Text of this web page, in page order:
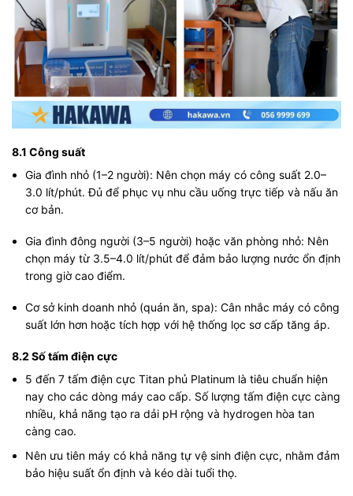
8.1 Công suất
Gia đình nhỏ (1–2 người): Nên chọn máy có công suất 2.0–
3.0 lít/phút. Đủ để phục vụ nhu cầu uống trực tiếp và nấu ăn
cơ bản.
Gia đình đông người (3–5 người) hoặc văn phòng nhỏ: Nên
chọn máy từ 3.5–4.0 lít/phút để đảm bảo lượng nước ổn định
trong giờ cao điểm.
Cơ sở kinh doanh nhỏ (quán ăn, spa): Cân nhắc máy có công
suất lớn hơn hoặc tích hợp với hệ thống lọc sơ cấp tăng áp.
8.2 Số tấm điện cực
5 đến 7 tấm điện cực Titan phủ Platinum là tiêu chuẩn hiện
nay cho các dòng máy cao cấp. Số lượng tấm điện cực càng
nhiều, khả năng tạo ra dải pH rộng và hydrogen hòa tan
càng cao.
Nên ưu tiên máy có khả năng tự vệ sinh điện cực, nhằm đảm
bảo hiệu suất ổn định và kéo dài tuổi thọ.